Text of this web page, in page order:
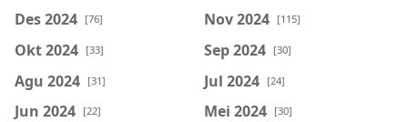
Des 2024 [76] Nov 2024 [115]
Okt 2024 [33] Sep 2024 [30]
Agu 2024 [31] Jul 2024 [24]
Jun 2024 [22] Mei 2024 [30]